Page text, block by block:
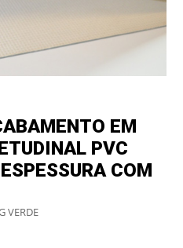
EM
PVC
COM
VERDE